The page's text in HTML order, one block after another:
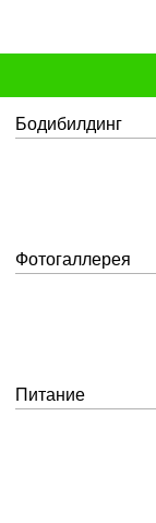
Бодибилдинг
Фотогаллерея
Питание